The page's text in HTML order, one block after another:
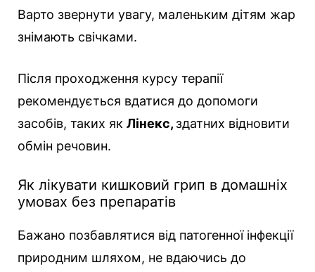
Варто звернути увагу, маленьким дітям жар
знімають свічками.
Після проходження курсу терапії
рекомендується вдатися до допомоги
засобів, таких як Лінекс, здатних відновити
обмін речовин.
Як лікувати кишковий грип в домашніх
умовах без препаратів
Бажано позбавлятися від патогенної інфекції
природним шляхом, не вдаючись до